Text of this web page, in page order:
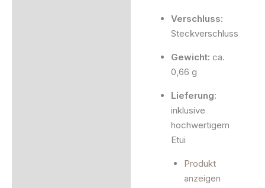
Verschluss:
Steckverschluss
Gewicht: ca.
0,66 g
Lieferung:
inklusive
hochwertigem
Etui
Produkt
anzeigen